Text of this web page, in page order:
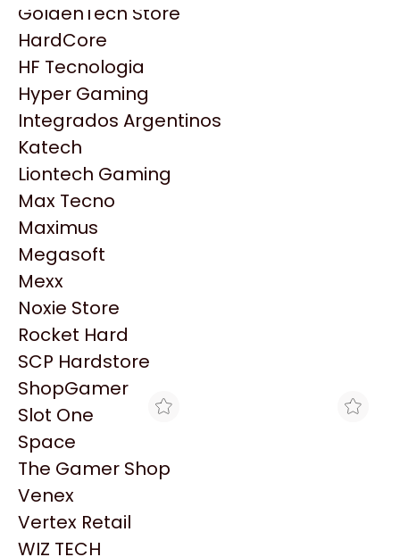
HP
HyperX
INNO3D
Intel
Kingston
Lenovo
Logitech
MSI
NVIDIA GeForce
NZXT
PNY
Palit
Philips
PowerColor
Razer
Redragon
Samsung
Sandisk
Sapphire
Seagate
GoldenTech Store
HardCore
HF Tecnologia
Hyper Gaming
Integrados Argentinos
Katech
Liontech Gaming
Max Tecno
Maximus
Megasoft
Mexx
Noxie Store
Rocket Hard
SCP Hardstore
ShopGamer
Slot One
Space
The Gamer Shop
Venex
Vertex Retail
WIZ TECH
Productos
Similares
Explorá más productos similares
MAX TECNO
LN HP 4003DW LASERJET